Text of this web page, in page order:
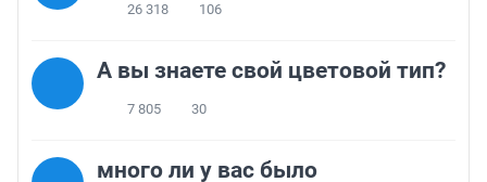
26 318 106
А вы знаете свой цветовой тип?
7 805 30
много ли у вас было